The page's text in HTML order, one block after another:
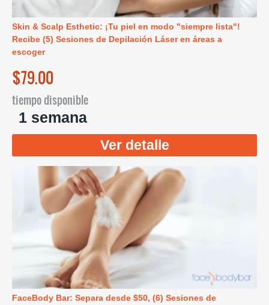
Skin & Scalp Esthetic: ¡Tu piel en modo "siempre lista"!
Recibe (5) Sesiones de Depilación Láser en áreas a
escoger
$79.00
tiempo disponible
1 semana
Ver detalle
FaceBody Bar: Separa desde $50, (6) Sesiones de